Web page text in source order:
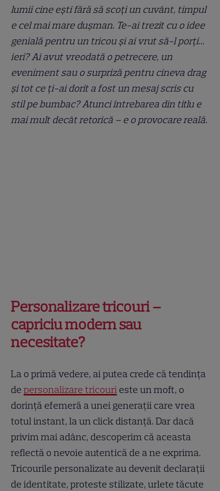
lumii cine ești fără să scoți un cuvânt, timpul
e cel mai mare dușman. Te-ai trezit cu o idee
genială pentru un tricou și ai vrut să-l porți...
ieri? Ai avut vreodată o petrecere, un
eveniment sau o surpriză pentru cineva drag
și tot ce ți-ai dorit a fost un mesaj scris cu
stil pe bumbac? Atunci întrebarea din titlu e
mai mult decât retorică – e o provocare reală.
Personalizare tricouri –
capriciu modern sau
necesitate?
La o primă vedere, ai putea crede că tendința
depersonalizare tricouri este un moft, o
dorință efemeră a unei generații care vrea
totul instant, la un click distanță. Dar dacă
privim mai adânc, descoperim că aceasta
reflectă o nevoie autentică de a ne exprima.
Tricourile personalizate au devenit declarații
de identitate, proteste stilizate, urlete tăcute